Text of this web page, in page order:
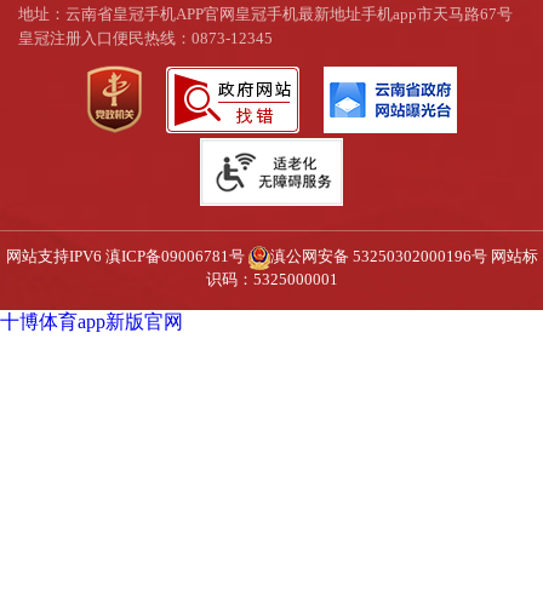
地址：云南省皇冠手机APP官网皇冠手机最新地址手机app市天马路67号
皇冠注册入口便民热线：0873-12345
网站支持IPV6 滇ICP备09006781号 滇公网安备 53250302000196号网站标
识码：5325000001
十博体育app新版官网